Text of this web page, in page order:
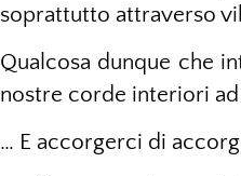
soprattutto attraverso
Qualcosa dunque che
nostre corde interiori
… E accorgerci di